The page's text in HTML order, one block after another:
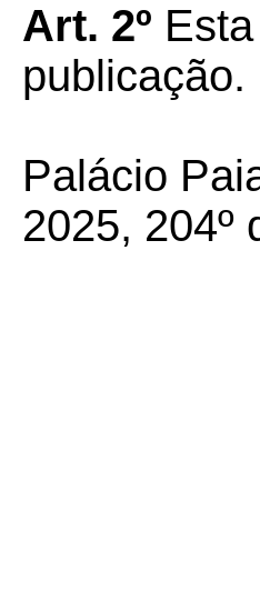
Art. 2º
publicação.
Palácio
2025, 204º